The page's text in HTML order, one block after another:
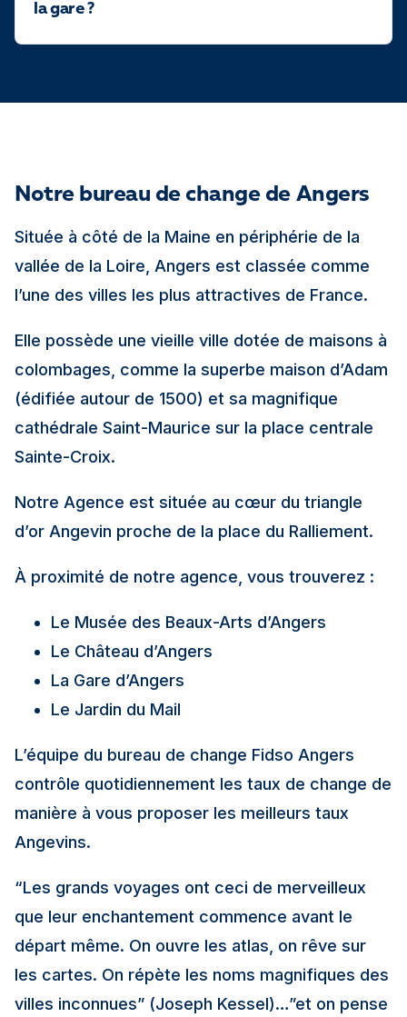
la gare ?
Notre bureau de change de Angers
Située à côté de la Maine en périphérie de la
vallée de la Loire, Angers est classée comme
l’une des villes les plus attractives de France.
Elle possède une vieille ville dotée de maisons à
colombages, comme la superbe maison d’Adam
(édifiée autour de 1500) et sa magnifique
cathédrale Saint-Maurice sur la place centrale
Sainte-Croix.
Notre Agence est située au cœur du triangle
d’or Angevin proche de la place du Ralliement.
À proximité de notre agence, vous trouverez :
Le Musée des Beaux-Arts d’Angers
Le Château d’Angers
La Gare d’Angers
Le Jardin du Mail
L’équipe du bureau de change Fidso Angers
contrôle quotidiennement les taux de change de
manière à vous proposer les meilleurs taux
Angevins.
“Les grands voyages ont ceci de merveilleux
que leur enchantement commence avant le
départ même. On ouvre les atlas, on rêve sur
les cartes. On répète les noms magnifiques des
villes inconnues” (Joseph Kessel)…”et on pense